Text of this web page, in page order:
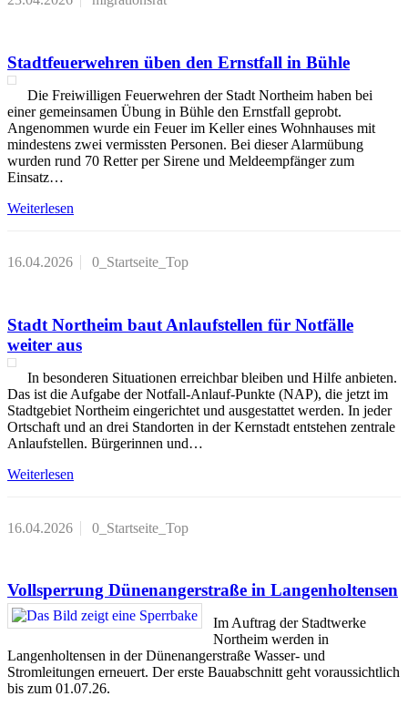
Stadtfeuerwehren üben den Ernstfall in Bühle
Die Freiwilligen Feuerwehren der Stadt Northeim haben bei
einer gemeinsamen Übung in Bühle den Ernstfall geprobt.
Angenommen wurde ein Feuer im Keller eines Wohnhauses mit
mindestens zwei vermissten Personen. Bei dieser Alarmübung
wurden rund 70 Retter per Sirene und Meldeempfänger zum
Einsatz…
Weiterlesen
16.04.2026 0_Startseite_Top
Stadt Northeim baut Anlaufstellen für Notfälle
weiter aus
In besonderen Situationen erreichbar bleiben und Hilfe anbieten.
Das ist die Aufgabe der Notfall-Anlauf-Punkte (NAP), die jetzt im
Stadtgebiet Northeim eingerichtet und ausgestattet werden. In jeder
Ortschaft und an drei Standorten in der Kernstadt entstehen zentrale
Anlaufstellen. Bürgerinnen und…
Weiterlesen
16.04.2026 0_Startseite_Top
Vollsperrung Dünenangerstraße in Langenholtensen
Im Auftrag der Stadtwerke
Northeim werden in
Langenholtensen in der Dünenangerstraße Wasser- und
Stromleitungen erneuert. Der erste Bauabschnitt geht voraussichtlich
bis zum 01.07.26.